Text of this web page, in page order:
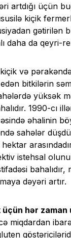
artdığı üçün
kiçik
gətirilən
daha da qeyri-
və
bitkilərin
yüksək
1990-cı
əhalinin
sahələr
istehsal
bahalıdır,
dəyəri artır.
hər zaman
miqdardan